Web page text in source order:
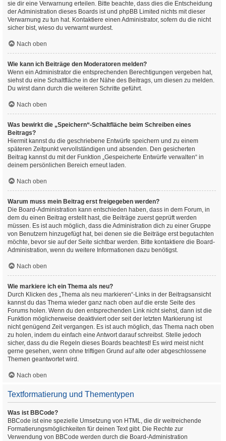
sie dir eine Verwarnung erteilen. Bitte beachte, dass dies die Entscheidung
der Administration dieses Boards ist und phpBB Limited nichts mit dieser
Verwarnung zu tun hat. Kontaktiere einen Administrator, sofern du die nicht
sicher bist, wieso du verwarnt wurdest.
Nach oben
Wie kann ich Beiträge den Moderatoren melden?
Wenn ein Administrator die entsprechenden Berechtigungen vergeben hat,
siehst du eine Schaltfläche in der Nähe des Beitrags, um diesen zu melden.
Du wirst dann durch die weiteren Schritte geführt.
Nach oben
Was bewirkt die „Speichern“-Schaltfläche beim Schreiben eines
Beitrags?
Hiermit kannst du die geschriebene Entwürfe speichern und zu einem
späteren Zeitpunkt vervollständigen und absenden. Den gesicherten
Beitrag kannst du mit der Funktion „Gespeicherte Entwürfe verwalten“ in
deinem persönlichen Bereich erneut laden.
Nach oben
Warum muss mein Beitrag erst freigegeben werden?
Die Board-Administration kann entschieden haben, dass in dem Forum, in
dem du einen Beitrag erstellt hast, die Beiträge zuerst geprüft werden
müssen. Es ist auch möglich, dass die Administration dich zu einer Gruppe
von Benutzern hinzugefügt hat, bei denen sie die Beiträge erst begutachten
möchte, bevor sie auf der Seite sichtbar werden. Bitte kontaktiere die Board-
Administration, wenn du weitere Informationen dazu benötigst.
Nach oben
Wie markiere ich ein Thema als neu?
Durch Klicken des „Thema als neu markieren“-Links in der Beitragsansicht
kannst du das Thema wieder ganz nach oben auf die erste Seite des
Forums holen. Wenn du den entsprechenden Link nicht siehst, dann ist die
Funktion möglicherweise deaktiviert oder seit der letzten Markierung ist
nicht genügend Zeit vergangen. Es ist auch möglich, das Thema nach oben
zu holen, indem du einfach eine Antwort darauf schreibst. Stelle jedoch
sicher, dass du die Regeln dieses Boards beachtest! Es wird meist nicht
gerne gesehen, wenn ohne triftigen Grund auf alte oder abgeschlossene
Themen geantwortet wird.
Nach oben
Textformatierung und Thementypen
Was ist BBCode?
BBCode ist eine spezielle Umsetzung von HTML, die dir weitreichende
Formatierungsmöglichkeiten für deinen Text gibt. Die Rechte zur
Verwendung von BBCode werden durch die Board-Administration